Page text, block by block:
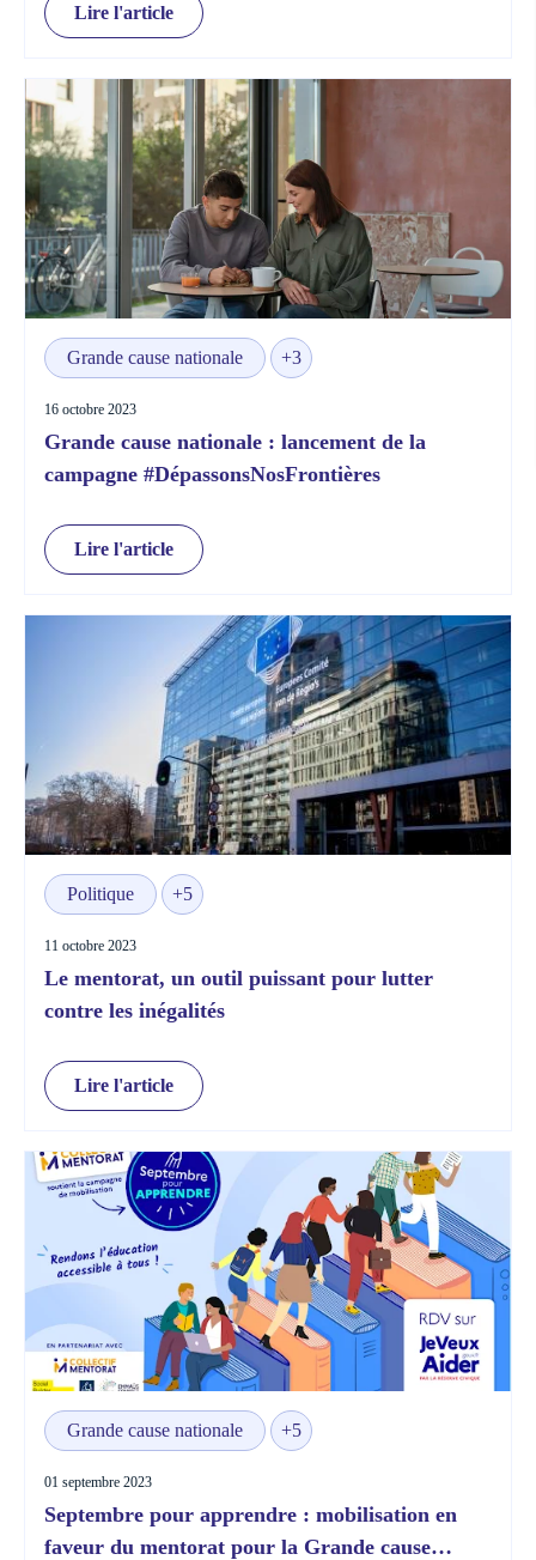
Lire l'article
Grande cause nationale +3
16 octobre 2023
Grande cause nationale : lancement de la
campagne #DépassonsNosFrontières
Lire l'article
Politique +5
11 octobre 2023
Le mentorat, un outil puissant pour lutter
contre les inégalités
Lire l'article
Grande cause nationale +5
01 septembre 2023
Septembre pour apprendre : mobilisation en
faveur du mentorat pour la Grande cause